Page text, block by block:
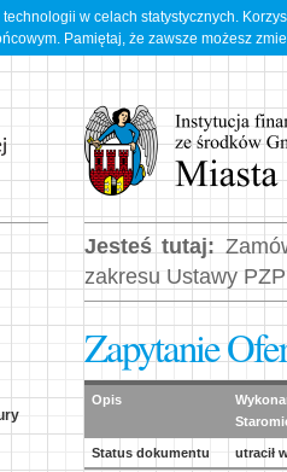
w celach statystycznych.
Pamiętaj, że zawsze możesz
Jesteś tutaj:
zakresu Ustawy PZP
Zapytanie
Opis
Status dokumentu utracił